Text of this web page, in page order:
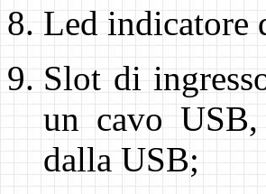
Led indicatore
Slot di
un cavo USB,
dalla USB;